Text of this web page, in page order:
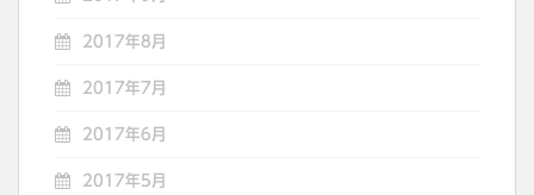
2017年8月
2017年7月
2017年6月
2017年5月